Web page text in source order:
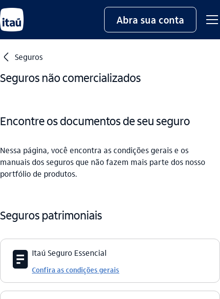
Abra sua conta
seta_esquerda Seguros
Seguros não comercializados
Encontre os documentos de seu seguro
Nessa página, você encontra as condições gerais e os
manuais dos seguros que não fazem mais parte dos nosso
portfólio de produtos.
Seguros patrimoniais
icon-itaufonts_documento Itaú Seguro Essencial
Confira as condições gerais